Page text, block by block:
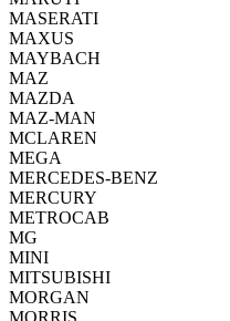
MASERATI
MAXUS
MAYBACH
MAZ
MAZDA
MAZ-MAN
MCLAREN
MEGA
MERCEDES-BENZ
MERCURY
METROCAB
MG
MINI
MITSUBISHI
MORGAN
MORRIS